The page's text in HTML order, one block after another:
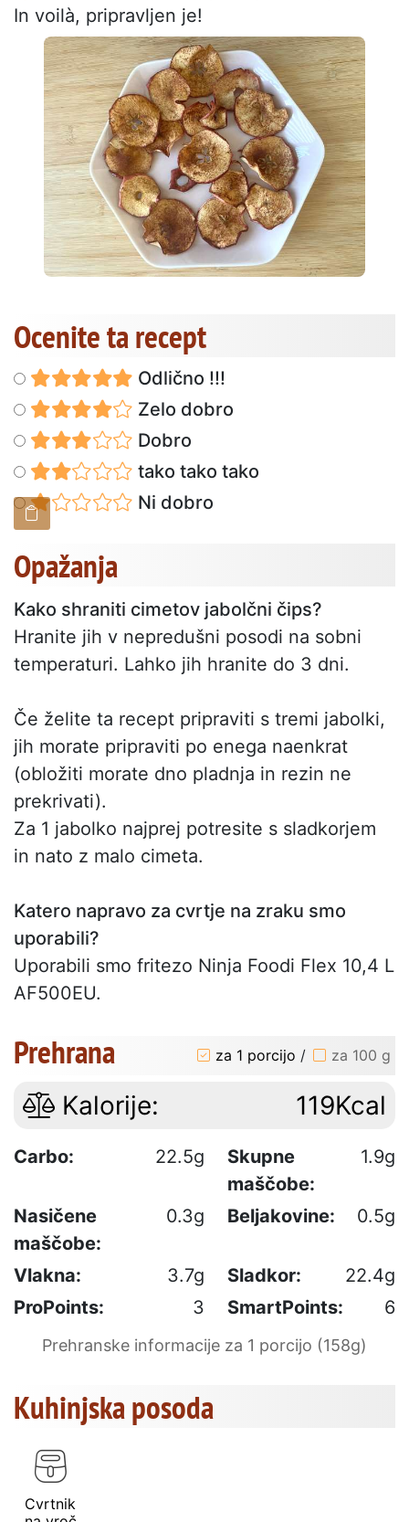
In voilà, pripravljen je!
Ocenite ta recept
Odlično !!!
Zelo dobro
Dobro
tako tako tako
Ni dobro
Opažanja
Kako shraniti cimetov jabolčni čips?
Hranite jih v nepredušni posodi na sobni
temperaturi. Lahko jih hranite do 3 dni.
Če želite ta recept pripraviti s tremi jabolki,
jih morate pripraviti po enega naenkrat
(obložiti morate dno pladnja in rezin ne
prekrivati).
Za 1 jabolko najprej potresite s sladkorjem
in nato z malo cimeta.
Katero napravo za cvrtje na zraku smo
uporabili?
Uporabili smo fritezo Ninja Foodi Flex 10,4 L
AF500EU.
Prehrana za 1 porcijo / za 100 g
Kalorije: 119Kcal
Carbo: 22.5g
Skupne
maščobe:
1.9g
Nasičene
maščobe:
0.3g Beljakovine: 0.5g
Vlakna: 3.7g Sladkor:
22.4g
ProPoints:
3 SmartPoints: 6
Prehranske informacije za 1 porcijo (158g)
Kuhinjska posoda
Cvrtnik